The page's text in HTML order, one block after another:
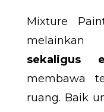
Mixture
sekaligus
membawa
ruang. Baik